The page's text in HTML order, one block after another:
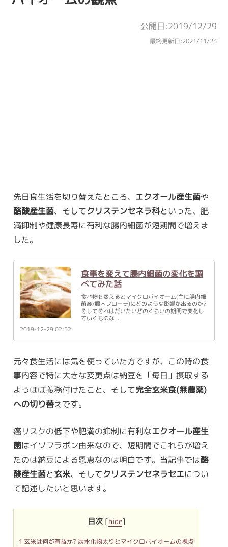
公開日:2019/12/29
最終更新日:2021/11/23
先日食生活を切り替えたところ、 エクオール産生菌や
酪酸産生菌、そしてクリステンセネラ科といった、肥
満抑制や健康長寿に有利な腸内細菌が短期間で増えま
した。
食事を変えて腸内細菌の変化を調
べてみた話
食べ物を変えるとマイクロバイオーム(主に腸内細
菌叢/腸内フローラ)にどのような影響が出るのか?
そしてそれはだいたいどのくらいの期間で変化し
ていくものな
2019-12-29 02:52
元々食生活には気を使っていた方ですが、この時の食
事内容で特に大きな変更点は納豆を「毎日」摂取する
ようほぼ義務付けたこと、そして完全玄米食(無農薬)
への切り替えです。
癌リスクの低下や肥満の抑制に有利なエクオール産生
菌はイソフラボン由来なので、短期間でこれらが増え
たのは納豆による恩恵なのは明白です。当記事では酪
酸産生菌と玄米、そしてクリステンセネラセエについ
て記述したいと思います。
目次 [hide]
1 玄米は何が有益か? 炭水化物太りとマイクロバイオームの視点